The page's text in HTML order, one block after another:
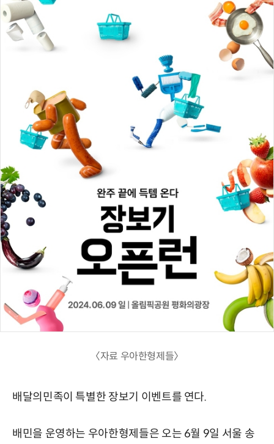
〈자료 우아한형제들〉
배달의민족이 특별한 장보기 이벤트를 연다.
배민을 운영하는 우아한형제들은 오는 6월 9일 서울 송